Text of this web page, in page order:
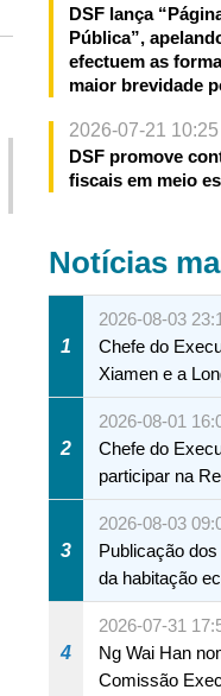
DSF lança
Pública”,
efectuem as
maior brevidade
2026-07-21 10:25
DSF promove
fiscais em meio
Notícias
1
2026-08-03
Chefe do
Xiamen e a
2
2026-08-01
Chefe do
participar na
Macau
3
2026-08-03
Publicação
da habitação
A12 da Zona
4
2026-07-31
Ng Wai Han
Comissão